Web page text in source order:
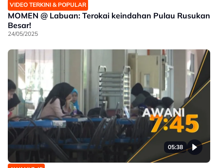
VIDEO TERKINI & POPULAR
MOMEN @ Labuan: Terokai keindahan Pulau Rusukan
Besar!
24/05/2025
05:38